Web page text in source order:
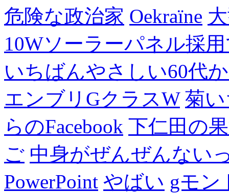
危険な政治家 Oekraïne
10Wソーラーパネル採
いちばんやさしい60代
エンブリGクラスW 菊
らのFacebook 下仁田の
ご 中身がぜんぜんない
PowerPoint やばい gモン